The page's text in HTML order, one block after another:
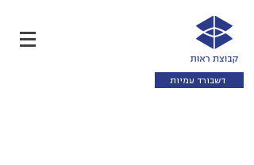
דשבורד עמיות